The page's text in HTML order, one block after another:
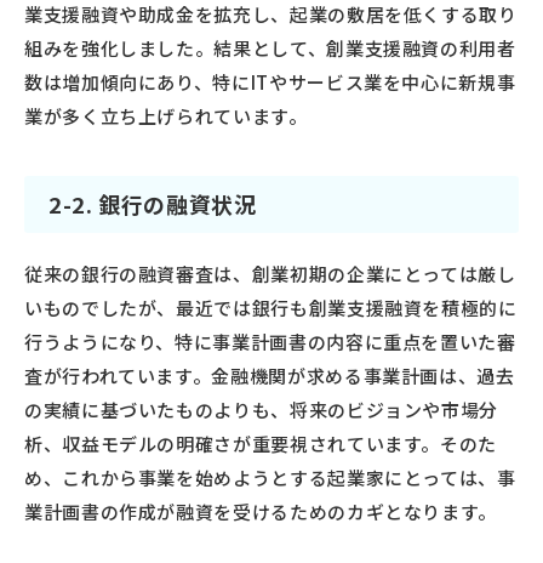
業支援融資や助成金を拡充し、起業の敷居を低くする取り
組みを強化しました。結果として、創業支援融資の利用者
数は増加傾向にあり、特にITやサービス業を中心に新規事
業が多く立ち上げられています。
2-2. 銀行の融資状況
従来の銀行の融資審査は、創業初期の企業にとっては厳し
いものでしたが、最近では銀行も創業支援融資を積極的に
行うようになり、特に事業計画書の内容に重点を置いた審
査が行われています。金融機関が求める事業計画は、過去
の実績に基づいたものよりも、将来のビジョンや市場分
析、収益モデルの明確さが重要視されています。そのた
め、これから事業を始めようとする起業家にとっては、事
業計画書の作成が融資を受けるためのカギとなります。